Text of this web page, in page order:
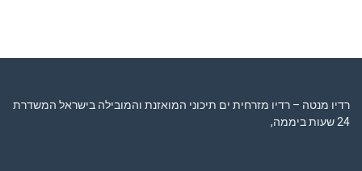
רדיו מנטה – רדיו מזרחית ים תיכוני המואזנת והמובילה בישראל המשדרת
24 שעות ביממה,